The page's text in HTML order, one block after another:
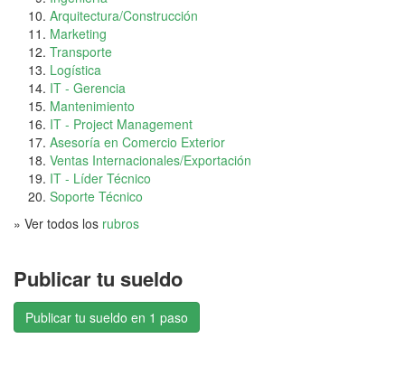
Arquitectura/Construcción
Marketing
Transporte
Logística
IT - Gerencia
Mantenimiento
IT - Project Management
Asesoría en Comercio Exterior
Ventas Internacionales/Exportación
IT - Líder Técnico
Soporte Técnico
» Ver todos los rubros
Publicar tu sueldo
Publicar tu sueldo en 1 paso